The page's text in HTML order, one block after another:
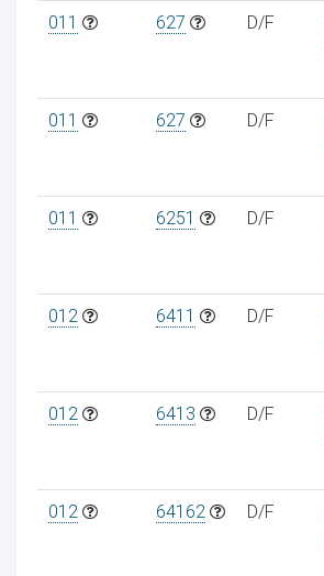
011 627 D/F
011 627 D/F
011 6251 D/F
012 6411 D/F
012 6413 D/F
012 64162 D/F